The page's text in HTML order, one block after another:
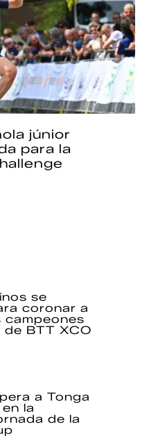
júnior
para la
se
coronar a
campeones
de BTT XCO
a Tonga
la
de la